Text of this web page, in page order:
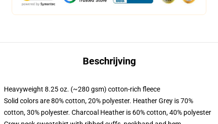
Beschrijving
Heavyweight 8.25 oz. (~280 gsm) cotton-rich fleece
Solid colors are 80% cotton, 20% polyester. Heather Grey is 70%
cotton, 30% polyester. Charcoal Heather is 60% cotton, 40% polyester